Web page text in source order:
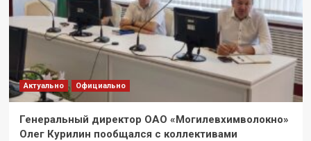
Актуально Официально
Генеральный директор ОАО «Могилевхимволокно»
Олег Курилин пообщался с коллективами